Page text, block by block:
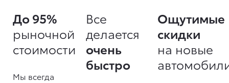
До 95%
рыночной
стоимости
Мы всегда
Все
делается
очень
быстро
Ощутимые
скидки
на новые